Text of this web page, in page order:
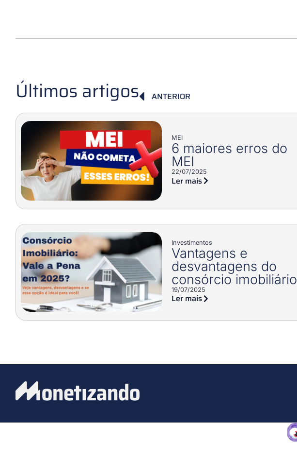
Últimos artigos ANTERIOR
MEI
6 maiores erros do
MEI
22/07/2025
Ler mais
Investimentos
Vantagens e
desvantagens do
consórcio imobiliário
19/07/2025
Ler mais